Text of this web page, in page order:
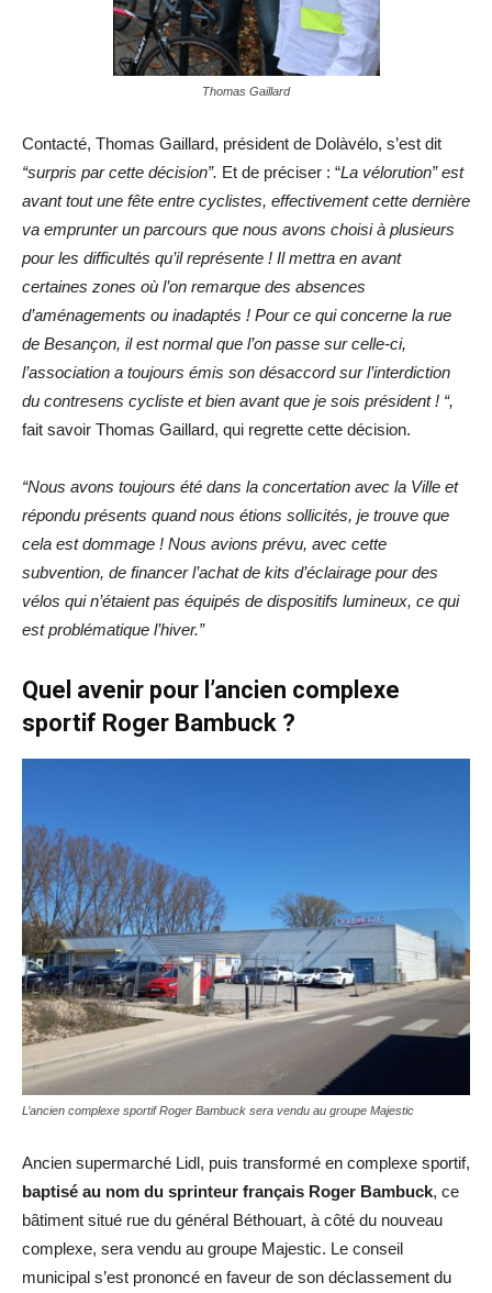
Thomas Gaillard
Contacté, Thomas Gaillard, président de Dolàvélo, s’est dit
“surpris par cette décision”. Et de préciser : “La vélorution” est
avant tout une fête entre cyclistes, effectivement cette dernière
va emprunter un parcours que nous avons choisi à plusieurs
pour les difficultés qu’il représente ! Il mettra en avant
certaines zones où l’on remarque des absences
d’aménagements ou inadaptés ! Pour ce qui concerne la rue
de Besançon, il est normal que l’on passe sur celle-ci,
l’association a toujours émis son désaccord sur l’interdiction
du contresens cycliste et bien avant que je sois président ! “,
fait savoir Thomas Gaillard, qui regrette cette décision.
“Nous avons toujours été dans la concertation avec la Ville et
répondu présents quand nous étions sollicités, je trouve que
cela est dommage ! Nous avions prévu, avec cette
subvention, de financer l’achat de kits d’éclairage pour des
vélos qui n’étaient pas équipés de dispositifs lumineux, ce qui
est problématique l’hiver.”
Quel avenir pour l’ancien complexe
sportif Roger Bambuck ?
L’ancien complexe sportif Roger Bambuck sera vendu au groupe Majestic
Ancien supermarché Lidl, puis transformé en complexe sportif,
baptisé au nom du sprinteur français Roger Bambuck, ce
bâtiment situé rue du général Béthouart, à côté du nouveau
complexe, sera vendu au groupe Majestic. Le conseil
municipal s’est prononcé en faveur de son déclassement du